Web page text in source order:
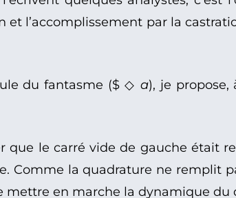
et l’accomplissement par la
du fantasme ($ ◇ a), je
que le carré vide de gauche était
Comme la quadrature ne remplit
mettre en marche la dynamique du